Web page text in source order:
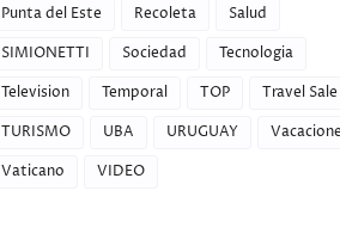
Punta del Este
Recoleta
Salud
SIMIONETTI
Sociedad
Tecnologia
Television
Temporal TOP
Travel Sale
TURISMO
UBA URUGUAY
Vaticano
VIDEO